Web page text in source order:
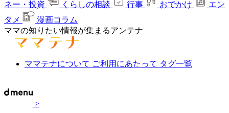
ネー・投資
くらしの相談 行事 おでかけ
エン
タメ
漫画コラム
ママの知りたい情報が集まるアンテナ
ママテナについて ご利用にあたって タグ一覧
>